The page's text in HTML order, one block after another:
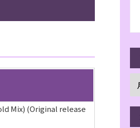
Mix) (Original release